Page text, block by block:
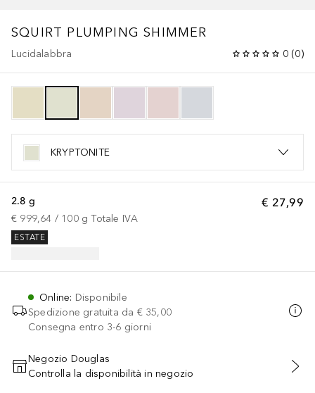
SQUIRT PLUMPING SHIMMER
Lucidalabbra 0 (0)
KRYPTONITE
€ 27,99
2.8 g
€ 999,64 / 100 g Totale IVA
ESTATE
Online: Disponibile
Spedizione gratuita da € 35,00
Consegna entro 3-6 giorni
AGGIUNGI AL CARRELLO
Negozio Douglas
Controlla la disponibilità in negozio